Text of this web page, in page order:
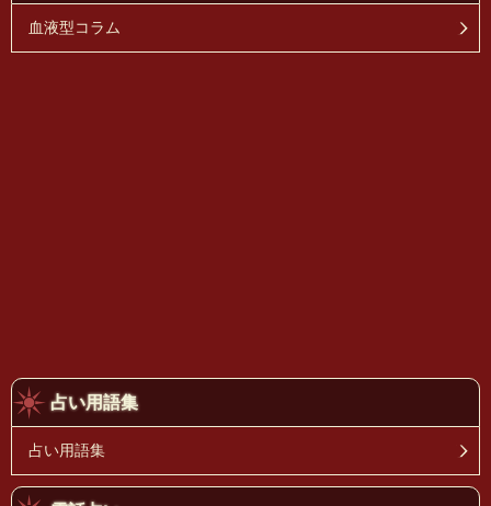
血液型コラム
占い用語集
占い用語集